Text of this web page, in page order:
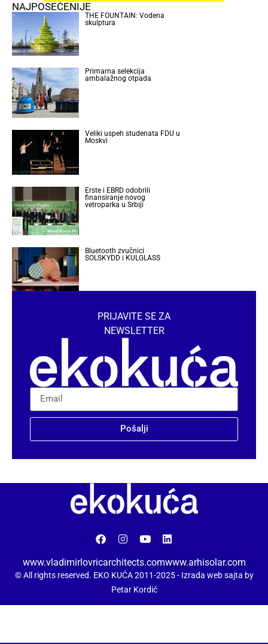
NAJPOSEĆENIJE
THE FOUNTAIN: Vodena
skulptura
Primarna selekcija
ambalažnog otpada
Veliki uspeh studenata FDU u
Moskvi
Erste i EBRD odobrili
finansiranje novog
vetroparka u Srbiji
Bluetooth zvučnici
SOLSKYDD i KULGLASS
PRIJAVITE SE ZA
NEWSLETTER
Pošalji
www.vladimirlovricarchitects.comwww.arhisolar.com
© All rights reserved. EKO KUĆA 2011-2025 - Izrada web sajta by
Petar Kordić